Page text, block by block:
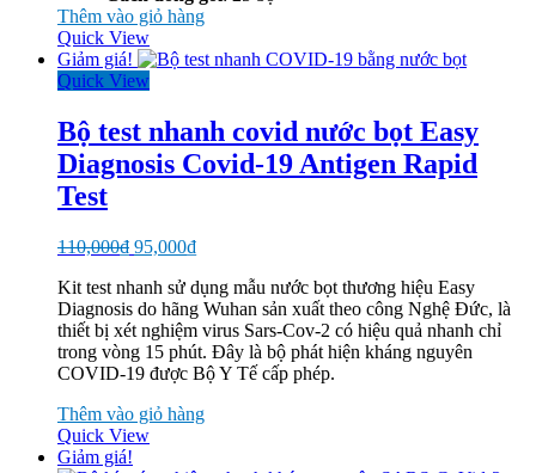
Thêm vào giỏ hàng
Quick View
Giảm giá!
Quick View
Bộ test nhanh covid nước bọt Easy
Diagnosis Covid-19 Antigen Rapid
Test
110,000₫ Giá
là:
110,000₫.
95,000₫Giá
tại
là:
95,000₫.
Kit test nhanh sử dụng mẫu nước bọt thương hiệu Easy
Diagnosis do hãng Wuhan sản xuất theo công Nghệ Đức, là
thiết bị xét nghiệm virus Sars-Cov-2 có hiệu quả nhanh chỉ
trong vòng 15 phút. Đây là bộ phát hiện kháng nguyên
COVID-19 được Bộ Y Tế cấp phép.
Thêm vào giỏ hàng
Quick View
Giảm giá!